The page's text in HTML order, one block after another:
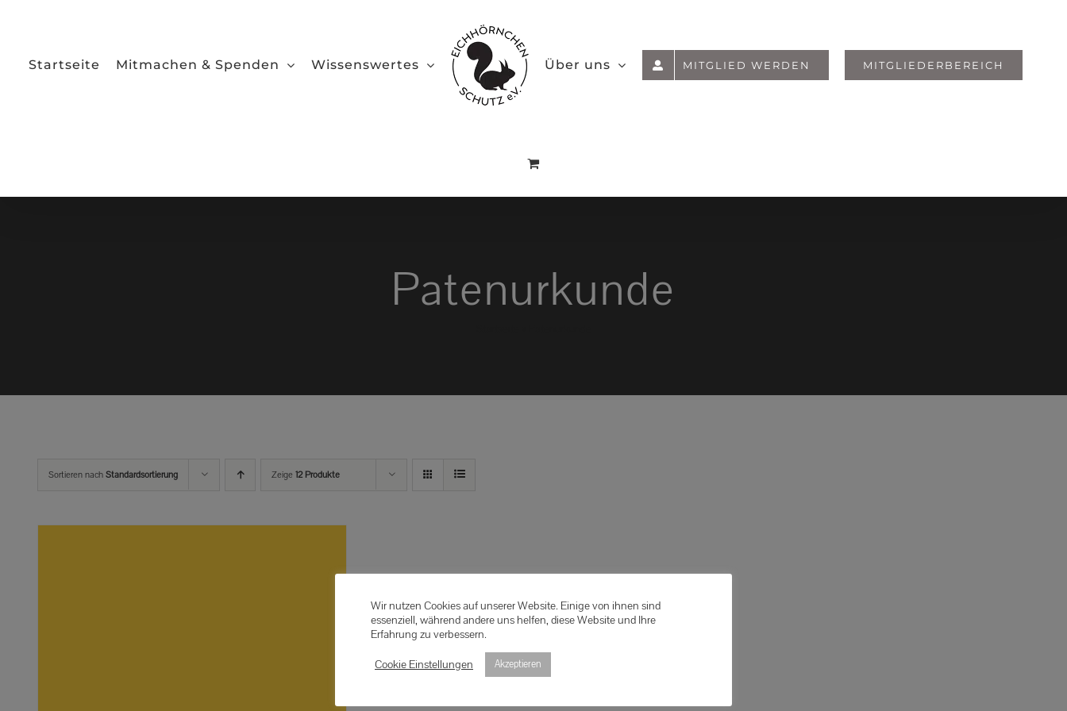
Startseite Mitmachen & Spenden Wissenswertes Über uns MITGLIED WERDEN MITGLIEDERBEREICH
Patenurkunde
Sortieren nach Standardsortierung Zeige 12 Produkte
Wir nutzen Cookies auf unserer Website. Einige von ihnen sind
essenziell, während andere uns helfen, diese Website und Ihre
Erfahrung zu verbessern.
Cookie Einstellungen
Akzeptieren